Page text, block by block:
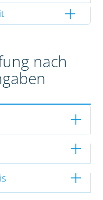
nach